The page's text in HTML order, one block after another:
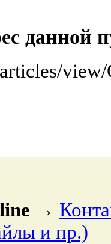
данной
→
и пр.)